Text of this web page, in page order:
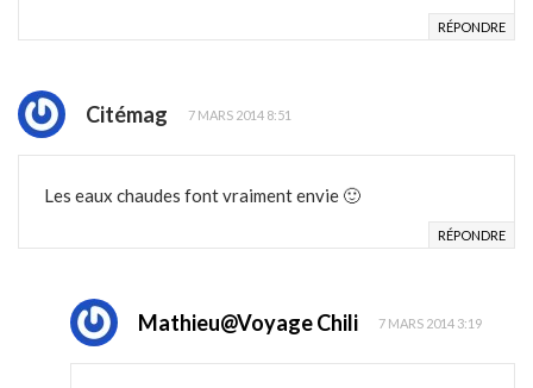
RÉPONDRE
Citémag 7 MARS 2014 8:51
Les eaux chaudes font vraiment envie 🙂
RÉPONDRE
Mathieu@Voyage Chili 7 MARS 2014 3:19